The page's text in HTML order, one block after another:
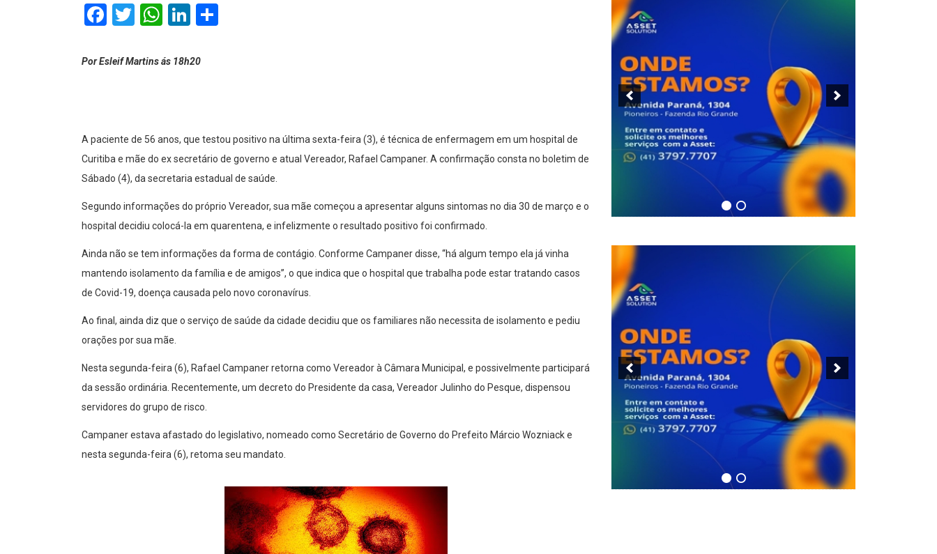
Facebook
Twitter
WhatsApp
LinkedIn
Por Esleif Martins ás 18h20
A paciente de 56 anos, que testou positivo na última sexta-feira (3), é técnica de enfermagem em um hospital de
Curitiba e mãe do ex secretário de governo e atual Vereador, Rafael Campaner. A confirmação consta no boletim de
Sábado (4), da secretaria estadual de saúde.
Segundo informações do próprio Vereador, sua mãe começou a apresentar alguns sintomas no dia 30 de março e o
hospital decidiu colocá-la em quarentena, e infelizmente o resultado positivo foi confirmado.
Ainda não se tem informações da forma de contágio. Conforme Campaner disse, “há algum tempo ela já vinha
mantendo isolamento da família e de amigos”, o que indica que o hospital que trabalha pode estar tratando casos
de Covid-19, doença causada pelo novo coronavírus.
Ao final, ainda diz que o serviço de saúde da cidade decidiu que os familiares não necessita de isolamento e pediu
orações por sua mãe.
Nesta segunda-feira (6), Rafael Campaner retorna como Vereador à Câmara Municipal, e possivelmente participará
da sessão ordinária. Recentemente, um decreto do Presidente da casa, Vereador Julinho do Pesque, dispensou
servidores do grupo de risco.
Campaner estava afastado do legislativo, nomeado como Secretário de Governo do Prefeito Márcio Wozniack e
nesta segunda-feira (6), retoma seu mandato.